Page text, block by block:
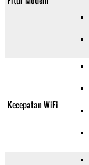
Kecepatan WiFi